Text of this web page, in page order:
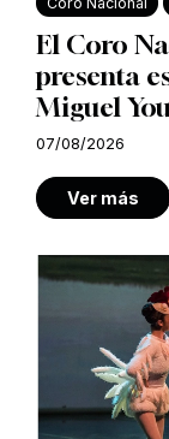
El Coro
presenta
Miguel
07/08/2026
Ver más